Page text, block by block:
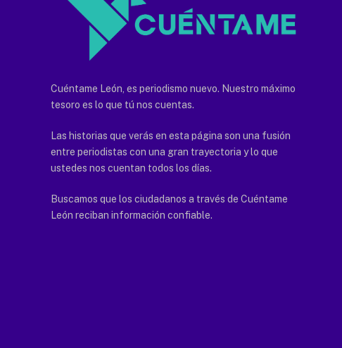
Cuéntame León, es periodismo nuevo. Nuestro máximo
tesoro es lo que tú nos cuentas.
Las historias que verás en esta página son una fusión
entre periodistas con una gran trayectoria y lo que
ustedes nos cuentan todos los días.
Buscamos que los ciudadanos a través de Cuéntame
León reciban información confiable.